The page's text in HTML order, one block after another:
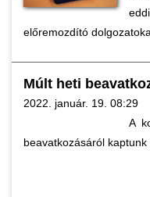
előremozdító
Múlt heti
2022. január. 19. 08:29
A
beavatkozásáról kaptunk